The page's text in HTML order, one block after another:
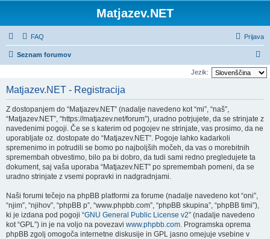
Matjazev.NET
FAQ Prijava
Seznam forumov
s
Jezik:
Matjazev.NET - Registracija
Z dostopanjem do “Matjazev.NET” (nadalje navedeno kot “mi”, “naš”,
“Matjazev.NET”, “https://matjazev.net/forum”), uradno potrjujete, da se strinjate z
navedenimi pogoji. Če se s katerim od pogojev ne strinjate, vas prosimo, da ne
uporabljate oz. dostopate do “Matjazev.NET”. Pogoje lahko kadarkoli
spremenimo in potrudili se bomo po najboljših močeh, da vas o morebitnih
spremembah obvestimo, bilo pa bi dobro, da tudi sami redno pregledujete ta
dokument, saj vaša uporaba “Matjazev.NET” po spremembah pomeni, da se
uradno strinjate z vsemi popravki in nadgradnjami.
Naši forumi tečejo na phpBB platformi za forume (nadalje navedeno kot “oni”,
“njim”, “njihov”, “phpBB p”, “www.phpbb.com”, “phpBB skupina”, “phpBB timi”),
ki je izdana pod pogoji “GNU General Public License v2” (nadalje navedeno
kot “GPL”) in je na voljo na povezavi www.phpbb.com. Programska oprema
phpBB zgolj omogoča internetne diskusije in GPL jasno omejuje vsebine v